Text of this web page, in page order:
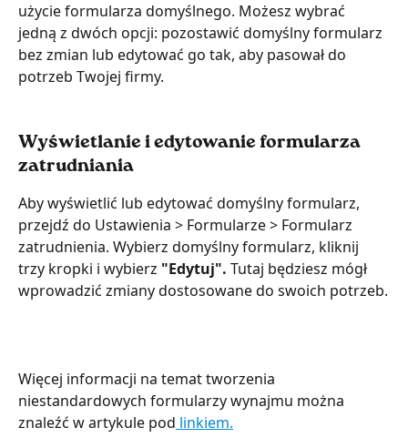
użycie formularza domyślnego. Możesz wybrać
jedną z dwóch opcji: pozostawić domyślny formularz
bez zmian lub edytować go tak, aby pasował do
potrzeb Twojej firmy.
Wyświetlanie i edytowanie formularza
zatrudniania
Aby wyświetlić lub edytować domyślny formularz,
przejdź do Ustawienia > Formularze > Formularz
zatrudnienia. Wybierz domyślny formularz, kliknij
trzy kropki i wybierz "Edytuj". Tutaj będziesz mógł
wprowadzić zmiany dostosowane do swoich potrzeb.
Więcej informacji na temat tworzenia
niestandardowych formularzy wynajmu można
znaleźć w artykule pod linkiem.